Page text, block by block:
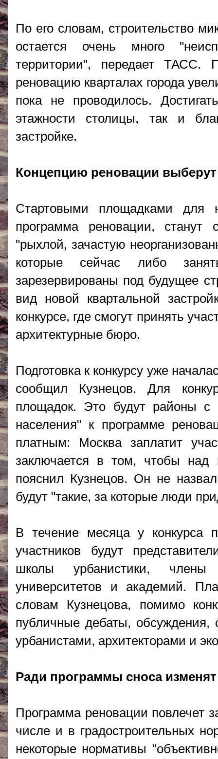
По его словам, строительство
остается очень много
территории", передает ТАСС.
реновацию кварталах города
пока не проводилось.
этажности столицы, так и
застройке.
Концепцию реновации
Стартовыми площадками для
программа реновации, станут
"рыхлой, зачастую
которые сейчас либо
зарезервированы под будущее
вид новой квартальной
конкурсе, где смогут принять
архитектурные бюро.
Подготовка к конкурсу уже
сообщил Кузнецов. Для
площадок. Это будут районы с
населения" к программе
платным: Москва заплатит
заключается в том, чтобы
пояснил Кузнецов. Он не
будут "такие, за которые люди
В течение месяца у конкурса
участников будут
школы урбанистики, члены
университетов и академий.
словам Кузнецова, помимо
публичные дебаты, обсуждения,
урбанистами, архитекторами и
Ради программы сноса
Программа реновации повлечет
числе и в градостроительных
некоторые нормативы